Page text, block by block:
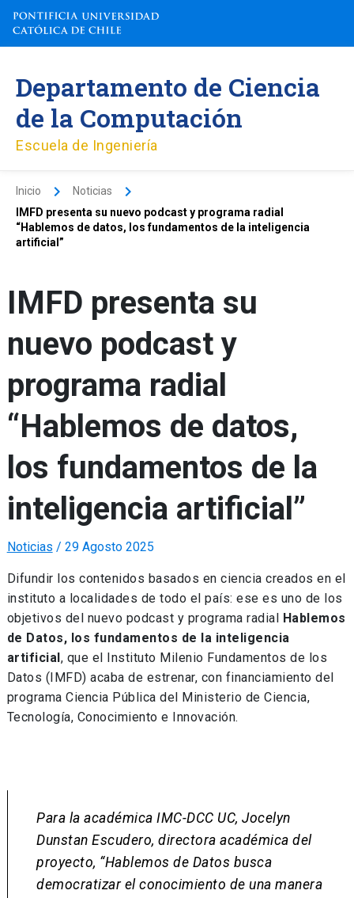
contenido
Departamento de Ciencia
de la Computación
Escuela de Ingeniería
Inicio
Noticias
IMFD presenta su nuevo podcast y programa radial
“Hablemos de datos, los fundamentos de la inteligencia
artificial”
IMFD presenta su
nuevo podcast y
programa radial
“Hablemos de datos,
los fundamentos de la
inteligencia artificial”
Noticias / 29 Agosto 2025
Difundir los contenidos basados en ciencia creados en el
instituto a localidades de todo el país: ese es uno de los
objetivos del nuevo podcast y programa radial Hablemos
de Datos, los fundamentos de la inteligencia
artificial, que el Instituto Milenio Fundamentos de los
Datos (IMFD) acaba de estrenar, con financiamiento del
programa Ciencia Pública del Ministerio de Ciencia,
Tecnología, Conocimiento e Innovación.
Para la académica IMC-DCC UC, Jocelyn
Dunstan Escudero, directora académica del
proyecto, “Hablemos de Datos busca
democratizar el conocimiento de una manera